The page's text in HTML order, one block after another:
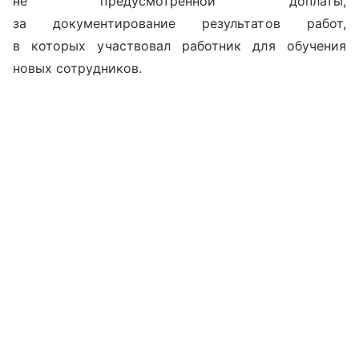
за документирование результатов работ,
в которых участвовал работник для обучения
новых сотрудников.